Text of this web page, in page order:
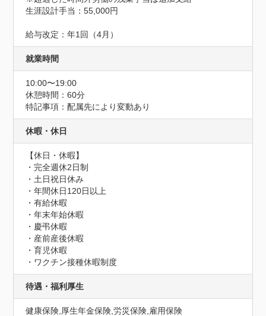
生涯設計手当：55,000円
給与改定：年1回（4月）
就業時間
10:00〜19:00
休憩時間：60分
特記事項：配属先により変動あり
休暇・休日
【休日・休暇】
・完全週休2日制
・土日祝日休み
・年間休日120日以上
・有給休暇
・年末年始休暇
・慶弔休暇
・産前産後休暇
・育児休暇
・ワクチン接種休暇制度
待遇・福利厚生
健康保険,厚生年金保険,労災保険,雇用保険